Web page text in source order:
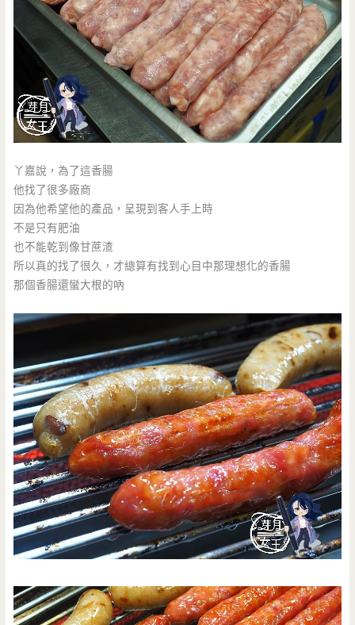
丫嘉說，為了這香腸
他找了很多廠商
因為他希望他的產品，呈現到客人手上時
不是只有肥油
也不能乾到像甘蔗渣
所以真的找了很久，才總算有找到心目中那理想化的香腸
那個香腸還蠻大根的吶